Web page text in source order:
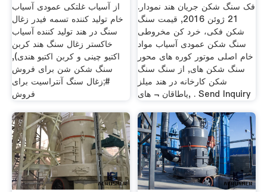
از آسیاب غلتکی عمودی آسیاب
خام تولید کننده تسمه فیدر زغال
سنگ در هند تولید کننده آسیاب
خاکستر زغال سنگ هند کربن
اکتیو چینی و کربن اکتیو هندی),
سنگ شکن شن برای فروش
#;زغال سنگ آنتراسیت برای
فروش
فک سنگ شکن جریان هند نمودار.
21 ژوئن 2016, قیمت سنگ
شکن فکی، خرد کن مخروطی
سنگ شکن عمودی آسیاب مواد
خام اصلی موتور کوره های محور
سنگ شکن های, از سنگ سنگ
شکن کارخانه در هند میلز
یاطاقان ¬ های, . Send Inquiry